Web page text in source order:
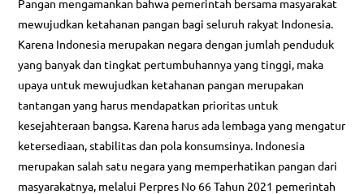
Pangan mengamankan bahwa pemerintah bersama masyarakat
mewujudkan ketahanan pangan bagi seluruh rakyat Indonesia.
Karena Indonesia merupakan negara dengan jumlah penduduk
yang banyak dan tingkat pertumbuhannya yang tinggi, maka
upaya untuk mewujudkan ketahanan pangan merupakan
tantangan yang harus mendapatkan prioritas untuk
kesejahteraan bangsa. Karena harus ada lembaga yang mengatur
ketersediaan, stabilitas dan pola konsumsinya. Indonesia
merupakan salah satu negara yang memperhatikan pangan dari
masyarakatnya, melalui Perpres No 66 Tahun 2021 pemerintah